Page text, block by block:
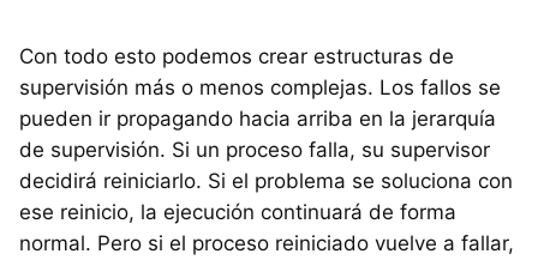
Con todo esto podemos crear estructuras de
supervisión más o menos complejas. Los fallos se
pueden ir propagando hacia arriba en la jerarquía
de supervisión. Si un proceso falla, su supervisor
decidirá reiniciarlo. Si el problema se soluciona con
ese reinicio, la ejecución continuará de forma
normal. Pero si el proceso reiniciado vuelve a fallar,